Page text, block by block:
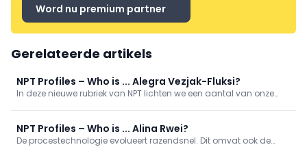
Word nu premium partner
Gerelateerde artikels
NPT Profiles – Who is ... Alegra Vezjak-Fluksi?
In deze nieuwe rubriek van NPT lichten we een aantal van onze
bijdragen. Wie is ... Alegra Vezjak-Fluksi?
NPT Profiles – Who is ... Alina Rwei?
De procestechnologie evolueert razendsnel. Dit omvat ook de